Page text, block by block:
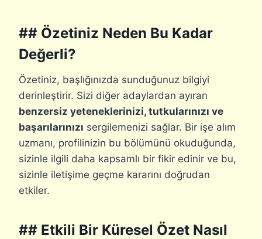
## Özetiniz Neden Bu Kadar
Değerli?
Özetiniz, başlığınızda sunduğunuz bilgiyi
derinleştirir. Sizi diğer adaylardan ayıran
benzersiz yeteneklerinizi, tutkularınızı ve
başarılarınızı sergilemenizi sağlar. Bir işe alım
uzmanı, profilinizin bu bölümünü okuduğunda,
sizinle ilgili daha kapsamlı bir fikir edinir ve bu,
sizinle iletişime geçme kararını doğrudan
etkiler.
## Etkili Bir Küresel Özet Nasıl